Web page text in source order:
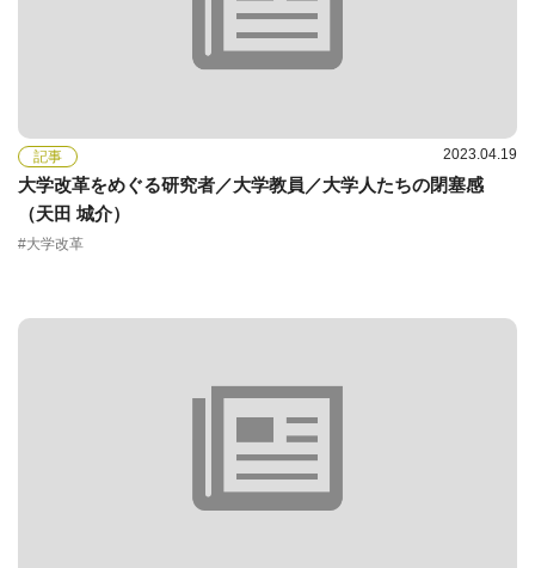
記事 2023.04.19
大学改革をめぐる研究者／大学教員／大学人たちの閉塞感
（天田 城介）
#大学改革